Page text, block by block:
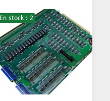
AÑADIR AL CARRITO
En stock : 2